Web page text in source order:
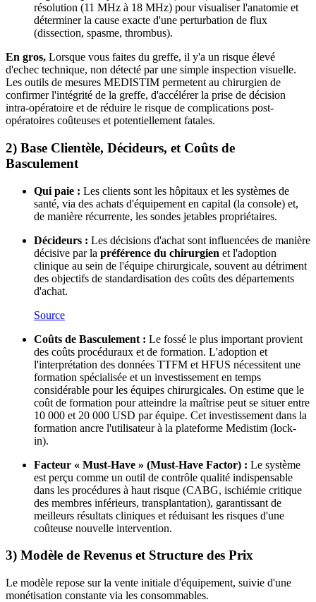
résolution (11 MHz à 18 MHz) pour visualiser l'anatomie et
déterminer la cause exacte d'une perturbation de flux
(dissection, spasme, thrombus).
En gros, Lorsque vous faites du greffe, il y'a un risque élevé
d'echec technique, non détecté par une simple inspection visuelle.
Les outils de mesures MEDISTIM permetent au chirurgien de
confirmer l'intégrité de la greffe, d'accélérer la prise de décision
intra-opératoire et de réduire le risque de complications post-
opératoires coûteuses et potentiellement fatales.
2) Base Clientèle, Décideurs, et Coûts de
Basculement
Qui paie : Les clients sont les hôpitaux et les systèmes de
santé, via des achats d'équipement en capital (la console) et,
de manière récurrente, les sondes jetables propriétaires.
Décideurs : Les décisions d'achat sont influencées de manière
décisive par la préférence du chirurgien et l'adoption
clinique au sein de l'équipe chirurgicale, souvent au détriment
des objectifs de standardisation des coûts des départements
d'achat.
Source
Coûts de Basculement : Le fossé le plus important provient
des coûts procéduraux et de formation. L'adoption et
l'interprétation des données TTFM et HFUS nécessitent une
formation spécialisée et un investissement en temps
considérable pour les équipes chirurgicales. On estime que le
coût de formation pour atteindre la maîtrise peut se situer entre
10 000 et 20 000 USD par équipe. Cet investissement dans la
formation ancre l'utilisateur à la plateforme Medistim (lock-
in).
Facteur « Must-Have » (Must-Have Factor) : Le système
est perçu comme un outil de contrôle qualité indispensable
dans les procédures à haut risque (CABG, ischiémie critique
des membres inférieurs, transplantation), garantissant de
meilleurs résultats cliniques et réduisant les risques d'une
coûteuse nouvelle intervention.
3) Modèle de Revenus et Structure des Prix
Le modèle repose sur la vente initiale d'équipement, suivie d'une
monétisation constante via les consommables.